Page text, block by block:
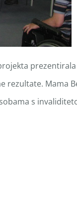
rezultate. Mama
s